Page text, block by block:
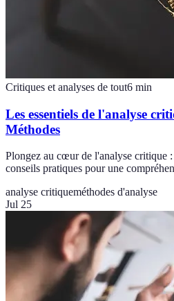
Critiques et analyses de tout6 min
Les essentiels de l'analyse
Méthodes
Plongez au cœur de l'analyse critique :
conseils pratiques pour une
analyse critiqueméthodes d'analyse
Jul 25